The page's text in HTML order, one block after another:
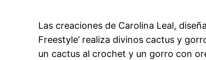
Las creaciones de Carolina Leal,
Freestyle’ realiza divinos cactus y
un cactus al crochet y un gorro con